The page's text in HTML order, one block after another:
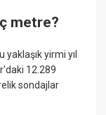
metre?
yirmi yıl
12.289
sondajlar